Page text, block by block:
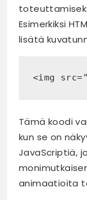
Esimerkiksi
lisätä
<img
Tämä koodi
kun se on
JavaScriptiä,
animaatioita